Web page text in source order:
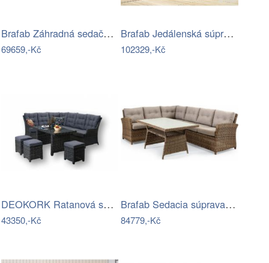
Brafab Záhradná sedačka WELDON - Čierna…
69659,-Kč
Brafab Jedálenská súprava ZALONGO Mdum
102329,-Kč
DEOKORK Ratanová sestava DAKOTA …
43350,-Kč
Brafab Sedacia súprava SOHO hnedá -…
84779,-Kč